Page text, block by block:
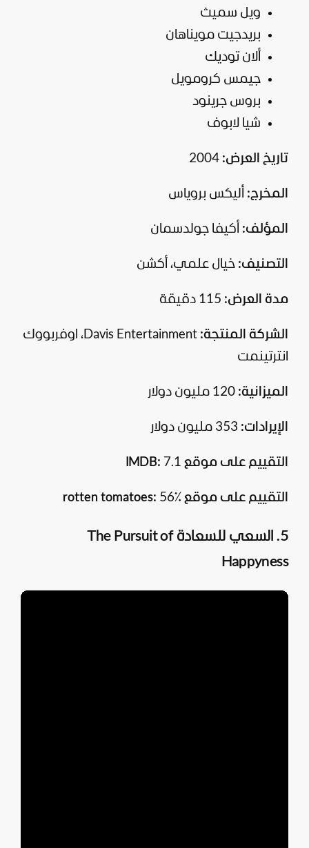
ويل سميث
بريدجيت مويناهان
ألان توديك
جيمس كرومويل
بروس جرينود
شيا لابوف
تاريخ العرض:
المخرج: أليكس بروياس
المؤلف: أكيفا جولدسمان
التصنيف: خيال علمي، أكشن
مدة العرض:
الشركة المنتجة:
Davis Entertainment، اوفربووك
انترتينمت
الميزانية:
الإيرادات:
التقييم على موقع IMDB: 7.1
التقييم على موقع rotten tomatoes: 56٪
5. السعي للسعادة The Pursuit of
Happyness